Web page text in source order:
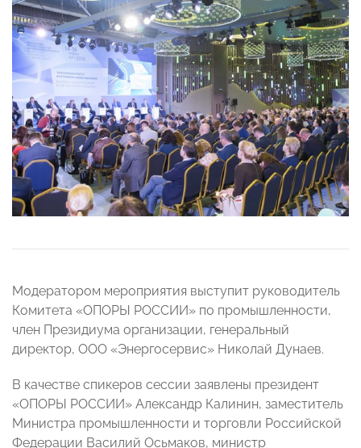
Модератором мероприятия выступит руководитель
Комитета «ОПОРЫ РОССИИ» по промышленности,
член Президиума организации, генеральный
директор, ООО «Энергосервис» Николай Дунаев.
В качестве спикеров сессии заявлены президент
«ОПОРЫ РОССИИ» Александр Калинин, заместитель
Министра промышленности и торговли Российской
Федерации Василий Осьмаков, министр